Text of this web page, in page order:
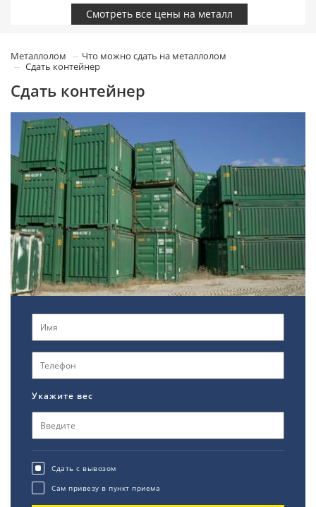
Смотреть все цены на металл
Металлолом
Что можно сдать на металлолом
Сдать контейнер
Сдать контейнер
Укажите вес
Сдать с вывозом
Сам привезу в пункт приема